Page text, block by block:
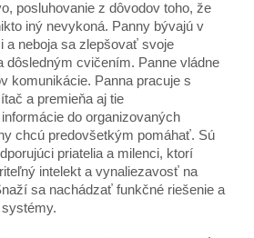
posluhovanie z dôvodov toho, že
iný nevykoná. Panny bývajú v
a neboja sa zlepšovať svoje
dôsledným cvičením. Panne vládne
komunikácie. Panna pracuje s
a premieňa aj tie
do organizovaných
chcú predovšetkým pomáhať. Sú
priatelia a milenci, ktorí
intelekt a vynaliezavosť na
sa nachádzať funkčné riešenie a